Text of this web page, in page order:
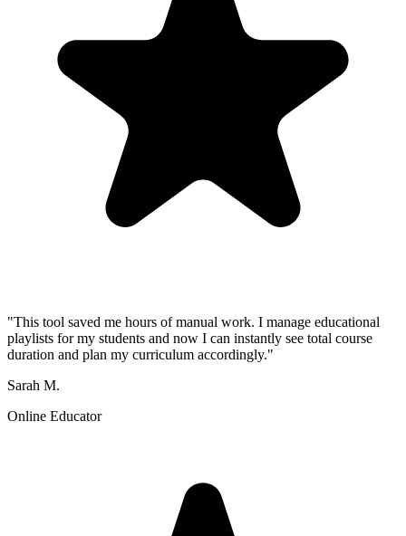
"This tool saved me hours of manual work. I manage educational
playlists for my students and now I can instantly see total course
duration and plan my curriculum accordingly."
Sarah M.
Online Educator